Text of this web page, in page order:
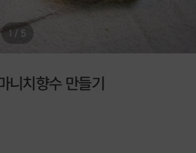
1 / 5
니치향수 만들기